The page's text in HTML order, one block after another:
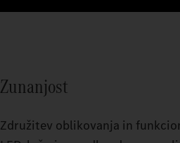
Zunanjost
Združitev oblikovanja in